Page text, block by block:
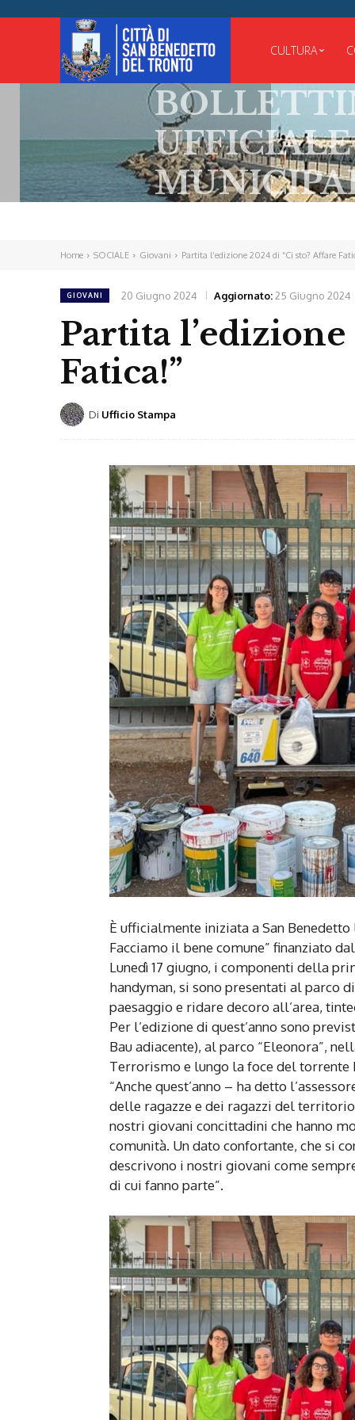
CULTURA
BOLLETTINO
UFFICIALE
MUNICIPALE
Home SOCIALE Giovani Partita l’edizione 2024 di “Ci sto? Affare
GIOVANI 20 Giugno 2024 Aggiornato:25 Giugno 2024
Partita
Fatica!”
Di Ufficio Stampa
È ufficialmente iniziata a San
Facciamo il bene comune” finanziato
Lunedì 17 giugno, i componenti della
handyman, si sono presentati al parco
paesaggio e ridare decoro all’area,
Per l’edizione di quest’anno sono
Bau adiacente), al parco “Eleonora”,
Terrorismo e lungo la foce del torrente
“Anche quest’anno – ha detto
delle ragazze e dei ragazzi del
nostri giovani concittadini che hanno
comunità. Un dato confortante, che si
descrivono i nostri giovani come
di cui fanno parte”.